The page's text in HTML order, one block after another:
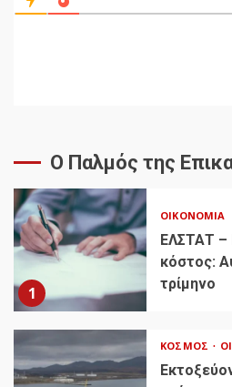
Ο Παλμός της
1
ΟΙΚΟΝΟΜΊΑ
ΕΛΣΤΑΤ –
κόστος:
τρίμηνο
ΚΌΣΜΟΣ